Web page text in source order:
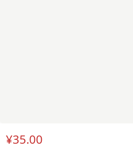
¥35.00